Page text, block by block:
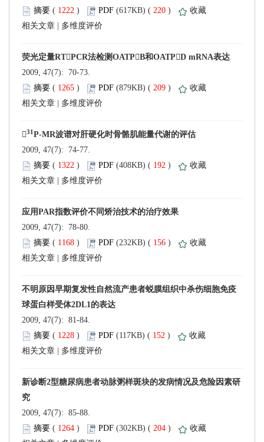
(
) 220 )
2009, 47(7): 70-73.
(
) 209 )
2009, 47(7): 74-77.
(
) 192 )
2009, 47(7): 78-80.
(
) 156 )
2009, 47(7): 81-84.
(
) 152 )
2009, 47(7): 85-88.
(
) 204 )